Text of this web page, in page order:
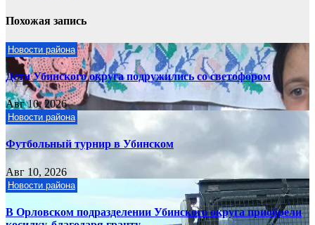
Похожая запись
Новости района
Дети Убинского округа подружились со светофором
Авг 10, 2026
Новости района
Футбольный турнир в Убинском
Авг 10, 2026
Новости района
В Орловском подразделении Убинского округа приобрели